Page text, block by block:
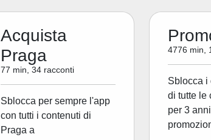
Acquista
Praga
77 min, 34 racconti
Sblocca per sempre l'app
con tutti i contenuti di
Praga a
4776 min,
Sblocca i
di tutte le
per 3